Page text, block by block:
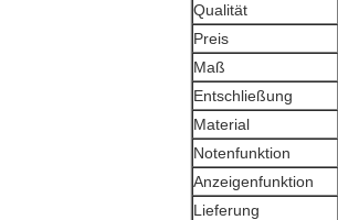
Qualität
Preis
Maß
Entschließung
Material
Notenfunktion
Anzeigenfunktion
Lieferung